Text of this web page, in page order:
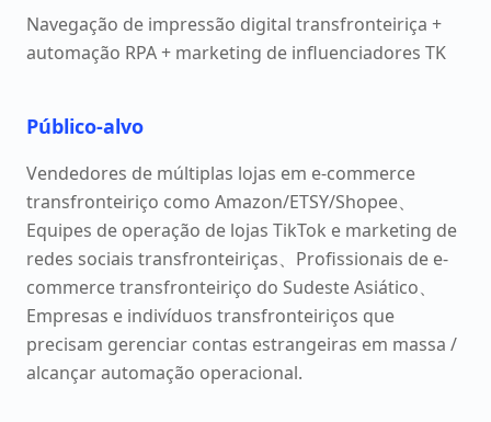
Navegação de impressão digital transfronteiriça +
automação RPA + marketing de influenciadores TK
Público-alvo
Vendedores de múltiplas lojas em e-commerce
transfronteiriço como Amazon/ETSY/Shopee、
Equipes de operação de lojas TikTok e marketing de
redes sociais transfronteiriças、Profissionais de e-
commerce transfronteiriço do Sudeste Asiático、
Empresas e indivíduos transfronteiriços que
precisam gerenciar contas estrangeiras em massa /
alcançar automação operacional.